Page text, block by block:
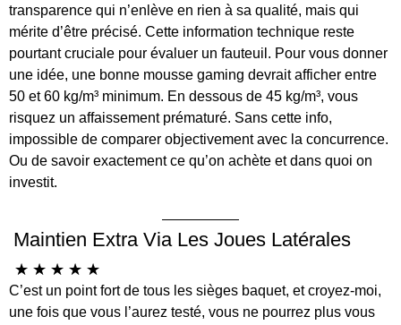
transparence qui n’enlève en rien à sa qualité, mais qui
mérite d’être précisé. Cette information technique reste
pourtant cruciale pour évaluer un fauteuil. Pour vous donner
une idée, une bonne mousse gaming devrait afficher entre
50 et 60 kg/m³ minimum. En dessous de 45 kg/m³, vous
risquez un affaissement prématuré. Sans cette info,
impossible de comparer objectivement avec la concurrence.
Ou de savoir exactement ce qu’on achète et dans quoi on
investit.
Maintien Extra Via Les Joues Latérales
☆ ☆ ☆ ☆ ☆
C’est un point fort de tous les sièges baquet, et croyez-moi,
une fois que vous l’aurez testé, vous ne pourrez plus vous